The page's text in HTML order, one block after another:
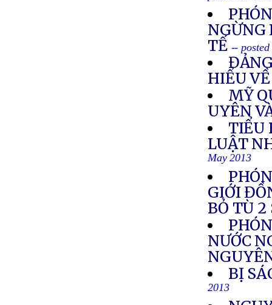
NGỪNG
TẾ --
HIỂU
MỸ
UYÊN
TIỂU
LUẬT
May 2013
GIỚI
BỎ TÙ
NƯỚC
BỊ
2013